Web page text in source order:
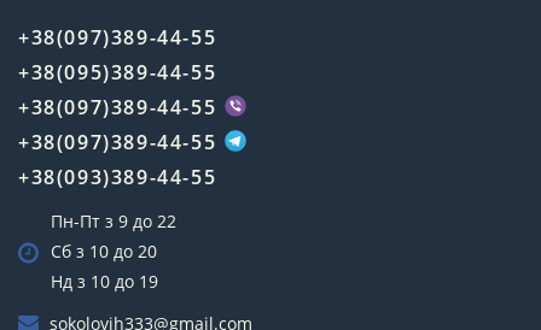
+38(097)389-44-55
+38(095)389-44-55
+38(097)389-44-55
+38(097)389-44-55
+38(093)389-44-55
Пн-Пт з 9 до 22
Сб з 10 до 20
Нд з 10 до 19
sokolovih333@gmail.com